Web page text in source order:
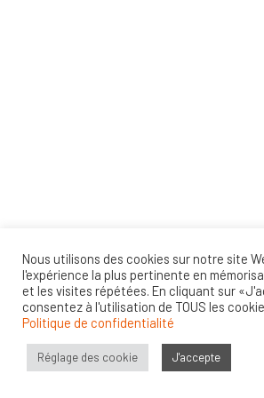
Nous utilisons des cookies sur notre site
l'expérience la plus pertinente en
et les visites répétées. En cliquant sur
consentez à l'utilisation de TOUS les
Politique de confidentialité
Réglage des cookie J'accepte